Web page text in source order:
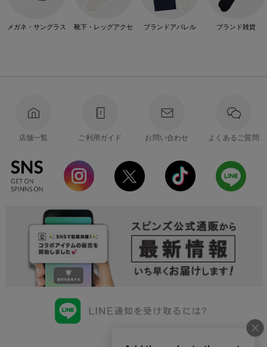
メガネ・サングラス 靴下・レッグアクセ ブランドアパレル ブランド雑貨
店舗一覧 ご利用ガイド お問い合わせ よくあるご質問